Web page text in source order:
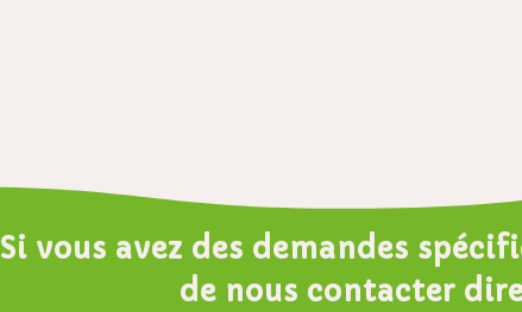
Si vous avez des demandes
de nous contacter